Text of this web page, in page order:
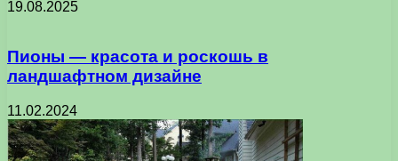
19.08.2025
Пионы — красота и роскошь в
ландшафтном дизайне
11.02.2024